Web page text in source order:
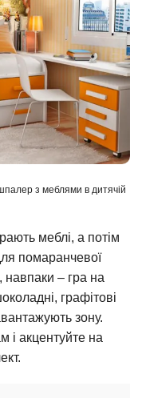
з меблями в дитячій
меблі, а потім
помаранчевої
навпаки – гра на
графітові
зону.
і акцентуйте на